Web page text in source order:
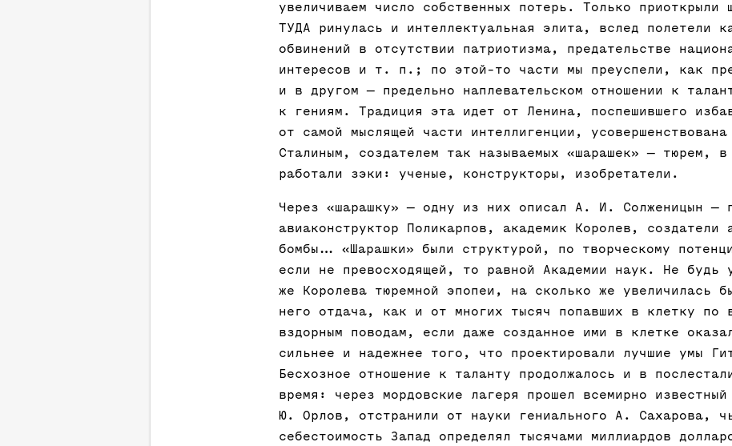
увеличиваем число собственных потерь. Только приоткрыли
ТУДА ринулась и интеллектуальная элита, вслед полетели
обвинений в отсутствии патриотизма, предательстве
интересов и т. п.; по этой-то части мы преуспели, как
и в другом — предельно наплевательском отношении к
к гениям. Традиция эта идет от Ленина, поспешившего
от самой мыслящей части интеллигенции, усовершенствована
Сталиным, создателем так называемых «шарашек» — тюрем, в
работали зэки: ученые, конструкторы, изобретатели.
Через «шарашку» — одну из них описал А. И. Солженицын —
авиаконструктор Поликарпов, академик Королев, создатели
бомбы… «Шарашки» были структурой, по творческому
если не превосходящей, то равной Академии наук. Не будь
же Королева тюремной эпопеи, на сколько же увеличилась
него отдача, как и от многих тысяч попавших в клетку по
вздорным поводам, если даже созданное ими в клетке
сильнее и надежнее того, что проектировали лучшие умы
Бесхозное отношение к таланту продолжалось и в
время: через мордовские лагеря прошел всемирно известный
Ю. Орлов, отстранили от науки гениального А. Сахарова,
себестоимость Запад определял тысячами миллиардов